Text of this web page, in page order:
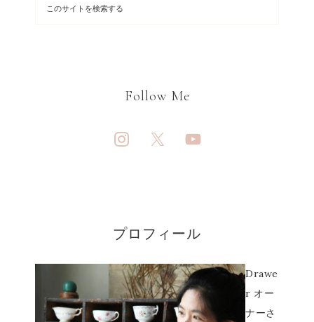
Follow Me
プロフィール
Drawe
r オー
ナーさ